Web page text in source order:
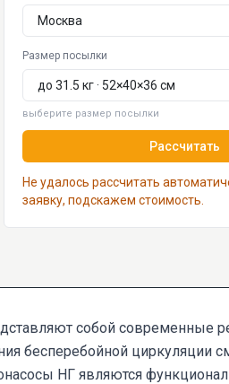
Размер посылки
выберите размер посылки
Рассчитать
Не удалось рассчитать
заявку, подскажем стоимость.
собой современные
бесперебойной циркуляции
НГ являются